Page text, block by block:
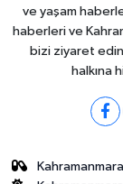
ve yaşam
haberleri ve
bizi ziyaret
halkına